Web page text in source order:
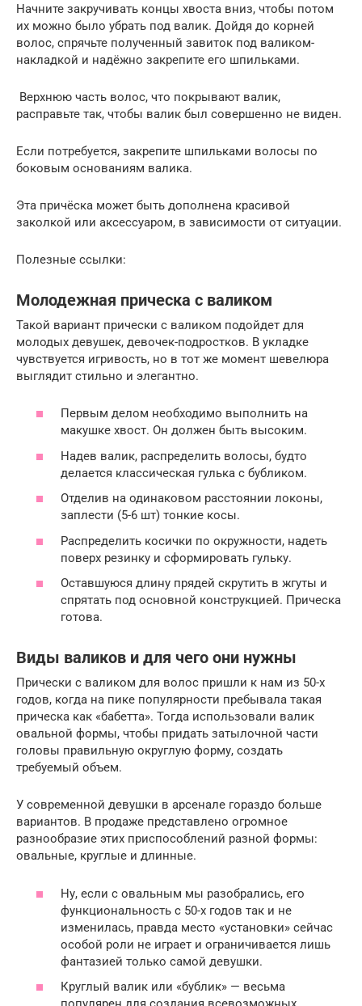
Начните закручивать концы хвоста вниз, чтобы потом
их можно было убрать под валик. Дойдя до корней
волос, спрячьте полученный завиток под валиком-
накладкой и надёжно закрепите его шпильками.
Верхнюю часть волос, что покрывают валик,
расправьте так, чтобы валик был совершенно не виден.
Если потребуется, закрепите шпильками волосы по
боковым основаниям валика.
Эта причёска может быть дополнена красивой
заколкой или аксессуаром, в зависимости от ситуации.
Полезные ссылки:
Молодежная прическа с валиком
Такой вариант прически с валиком подойдет для
молодых девушек, девочек-подростков. В укладке
чувствуется игривость, но в тот же момент шевелюра
выглядит стильно и элегантно.
Первым делом необходимо выполнить на
макушке хвост. Он должен быть высоким.
Надев валик, распределить волосы, будто
делается классическая гулька с бубликом.
Отделив на одинаковом расстоянии локоны,
заплести (5-6 шт) тонкие косы.
Распределить косички по окружности, надеть
поверх резинку и сформировать гульку.
Оставшуюся длину прядей скрутить в жгуты и
спрятать под основной конструкцией. Прическа
готова.
Виды валиков и для чего они нужны
Прически с валиком для волос пришли к нам из 50-х
годов, когда на пике популярности пребывала такая
прическа как «бабетта». Тогда использовали валик
овальной формы, чтобы придать затылочной части
головы правильную округлую форму, создать
требуемый объем.
У современной девушки в арсенале гораздо больше
вариантов. В продаже представлено огромное
разнообразие этих приспособлений разной формы:
овальные, круглые и длинные.
Ну, если с овальным мы разобрались, его
функциональность с 50-х годов так и не
изменилась, правда место «установки» сейчас
особой роли не играет и ограничивается лишь
фантазией только самой девушки.
Круглый валик или «бублик» — весьма